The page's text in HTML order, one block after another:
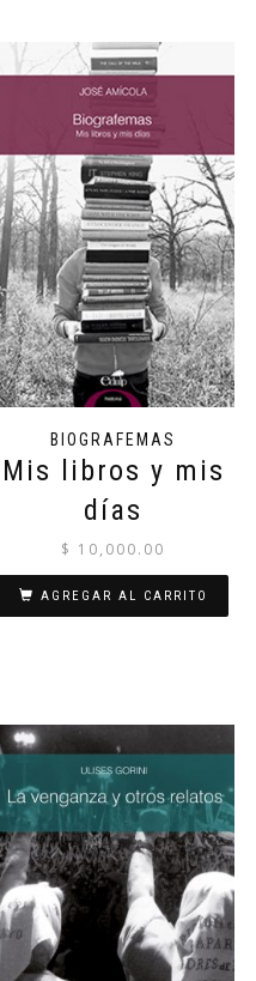
BIOGRAFEMAS
Mis libros y mis
días
$ 10,000.00
AGREGAR AL CARRITO